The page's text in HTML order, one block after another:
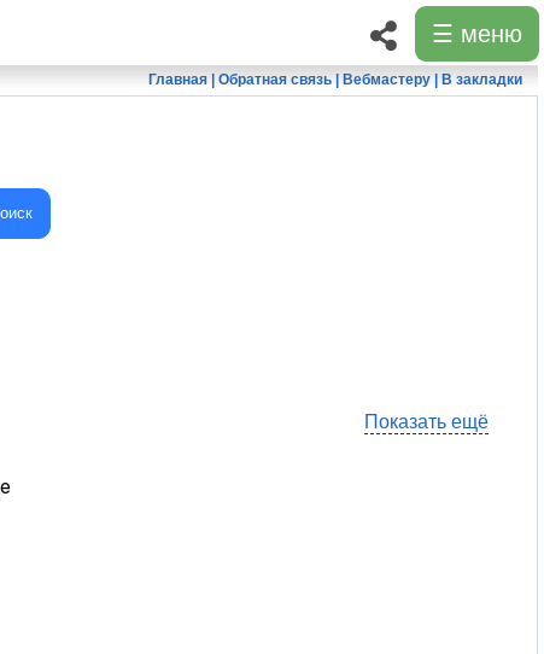
☰ меню
Главная| Обратная связь| Вебмастеру| В закладки
Показать ещё